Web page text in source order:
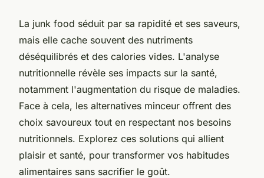
La junk food séduit par sa rapidité et ses saveurs,
mais elle cache souvent des nutriments
déséquilibrés et des calories vides. L'analyse
nutritionnelle révèle ses impacts sur la santé,
notamment l'augmentation du risque de maladies.
Face à cela, les alternatives minceur offrent des
choix savoureux tout en respectant nos besoins
nutritionnels. Explorez ces solutions qui allient
plaisir et santé, pour transformer vos habitudes
alimentaires sans sacrifier le goût.